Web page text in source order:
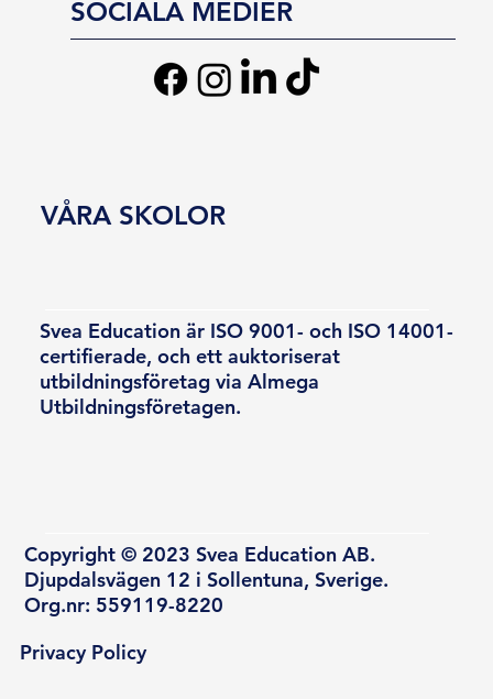
SOCIALA MEDIER
Svea Education är ISO 9001- och ISO 14001-
certifierade, och ett auktoriserat
utbildningsföretag via Almega
Utbildningsföretagen.
Copyright © 2023 Svea Education AB.
Djupdalsvägen 12 i Sollentuna, Sverige.
Org.nr: 559119-8220
VÅRA SKOLOR
Privacy Policy